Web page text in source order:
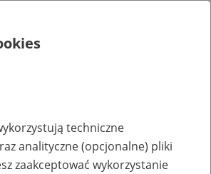
techniczne
analityczne (opcjonalne) pliki
zaakceptować wykorzystanie